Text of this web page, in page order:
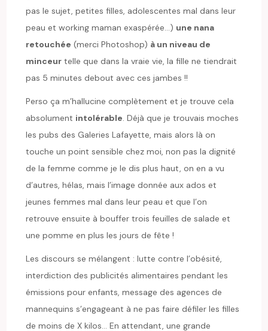
pas le sujet, petites filles, adolescentes mal dans leur
peau et working maman exaspérée…) une nana
retouchée (merci Photoshop) à un niveau de
minceur telle que dans la vraie vie, la fille ne tiendrait
pas 5 minutes debout avec ces jambes !!
Perso ça m’hallucine complètement et je trouve cela
absolument intolérable. Déjà que je trouvais moches
les pubs des Galeries Lafayette, mais alors là on
touche un point sensible chez moi, non pas la dignité
de la femme comme je le dis plus haut, on en a vu
d’autres, hélas, mais l’image donnée aux ados et
jeunes femmes mal dans leur peau et que l’on
retrouve ensuite à bouffer trois feuilles de salade et
une pomme en plus les jours de fête !
Les discours se mélangent : lutte contre l’obésité,
interdiction des publicités alimentaires pendant les
émissions pour enfants, message des agences de
mannequins s’engageant à ne pas faire défiler les filles
de moins de X kilos… En attendant, une grande